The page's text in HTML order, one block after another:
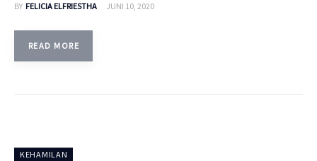
BY FELICIA ELFRIESTHA JUNI 10, 2020
READ MORE
KEHAMILAN